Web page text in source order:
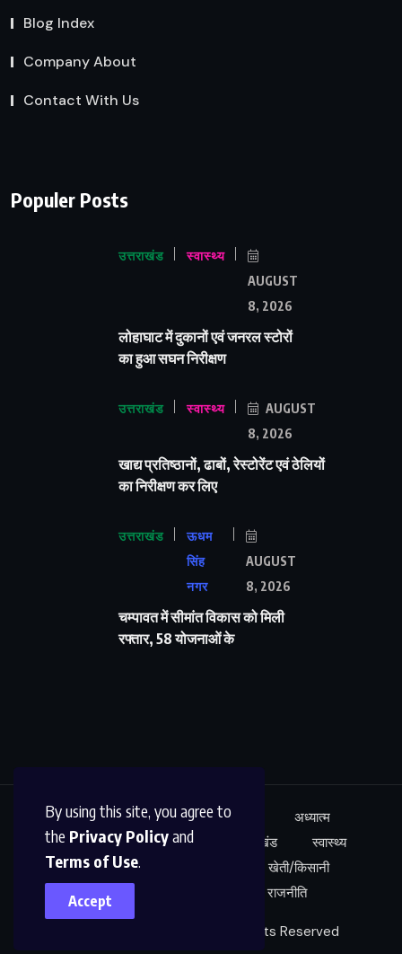
By using this site, you agree to
the Privacy Policyand
Terms of Use.
Accept
Blog Index
Company About
Contact With Us
Populer Posts
उत्तराखंड स्वास्थ्य
AUGUST
8, 2026
लोहाघाट में दुकानों एवं जनरल स्टोरों
का हुआ सघन निरीक्षण
उत्तराखंड स्वास्थ्य
AUGUST
8, 2026
खाद्य प्रतिष्ठानों, ढाबों, रेस्टोरेंट एवं ठेलियों
का निरीक्षण कर लिए
उत्तराखंड
ऊधम
सिंह
नगर
AUGUST
8, 2026
चम्पावत में सीमांत विकास को मिली
रफ्तार, 58 योजनाओं के
ऊधम सिंह नगर अंतर्राष्ट्रीय
अध्यात्म
कारोबार
अपराध साहित्य उत्तराखंड
स्वास्थ्य
नेशनल न्यूज़
खेल
खेती/किसानी
शोध/आविष्कार
राजनीति
All Rights Reserved